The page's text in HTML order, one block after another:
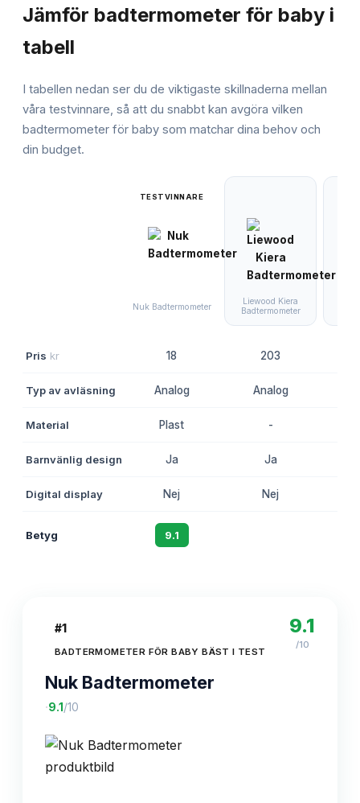
Jämför badtermometer för baby i
tabell
I tabellen nedan ser du de viktigaste skillnaderna mellan
våra testvinnare, så att du snabbt kan avgöra vilken
badtermometer för baby som matchar dina behov och
din budget.
TESTVINNARE
Nuk Badtermometer
Liewood Kiera
Badtermometer
Pris kr 18 203
Typ av avläsning Analog Analog
Material Plast -
Barnvänlig design Ja Ja
Digital display Nej Nej
Betyg 9.1
#1
BADTERMOMETER FÖR BABY BÄST I TEST
Nuk Badtermometer
·9.1 /10
9.1
/10